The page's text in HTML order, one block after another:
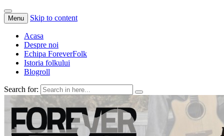
Menu Skip to content
Acasa
Despre noi
Echipa ForeverFolk
Istoria folkului
Blogroll
Search for:
ForeverFolk
Muzica sufletului tau